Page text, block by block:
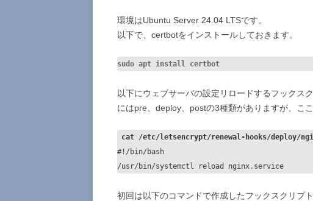
環境はUbuntu Server 24.04 LTSです。
以下で、certbotをインストールしておきます。
sudo apt install certbot
以下にウェブサーバの設定リロードするフックス
にはpre、deploy、postの3種類がありますが、こ
cat /etc/letsencrypt/renewal-hooks/deploy/
#!/bin/bash
/usr/bin/systemctl reload nginx.service
初回は以下のコマンドで作成したフックスクリプ